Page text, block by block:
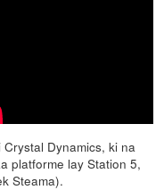
Dynamics, ki na
platforme lay Station 5,
Steama).